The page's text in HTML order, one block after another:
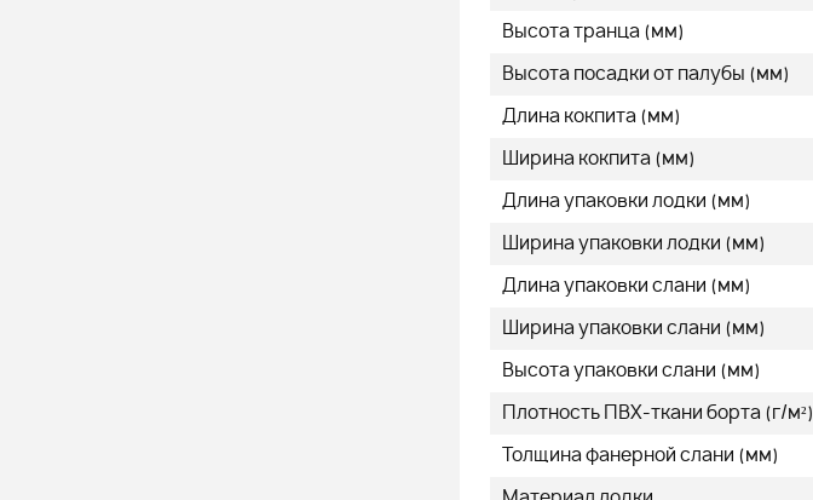
Высота транца (мм)
Высота посадки от палубы (мм)
Длина кокпита (мм)
Ширина кокпита (мм)
Длина упаковки лодки (мм)
Ширина упаковки лодки (мм)
Длина упаковки слани (мм)
Ширина упаковки слани (мм)
Высота упаковки слани (мм)
Плотность ПВХ-ткани борта (г/м²)
Толщина фанерной слани (мм)